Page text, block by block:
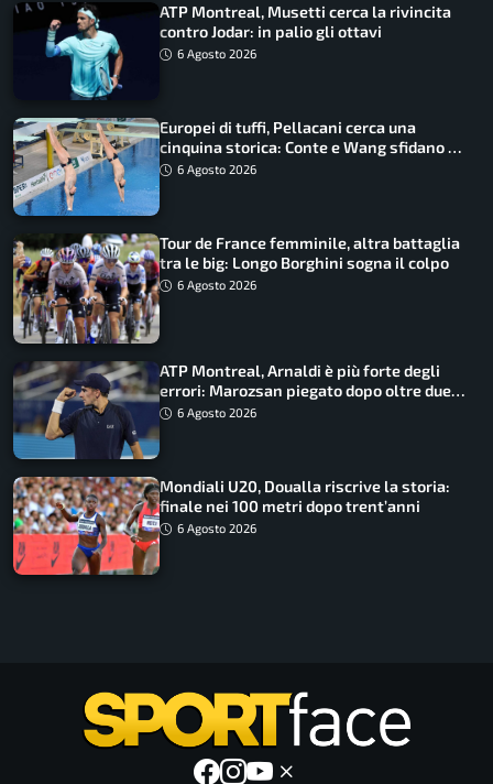
ATP Montreal, Musetti cerca la rivincita
contro Jodar: in palio gli ottavi
6 Agosto 2026
Europei di tuffi, Pellacani cerca una
cinquina storica: Conte e Wang sfidano la
piattaforma
6 Agosto 2026
Tour de France femminile, altra battaglia
tra le big: Longo Borghini sogna il colpo
6 Agosto 2026
ATP Montreal, Arnaldi è più forte degli
errori: Marozsan piegato dopo oltre due
ore6 Agosto 2026
Mondiali U20, Doualla riscrive la storia:
finale nei 100 metri dopo trent’anni
6 Agosto 2026